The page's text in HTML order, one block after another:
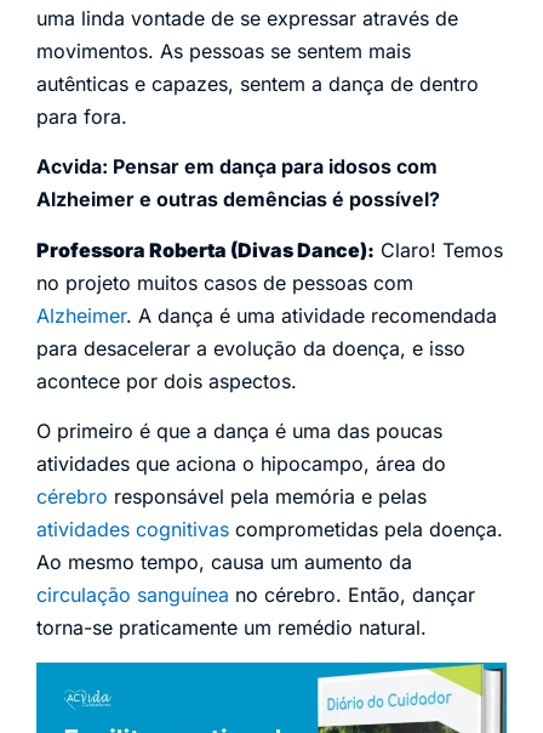
uma linda vontade de se expressar através de
movimentos. As pessoas se sentem mais
autênticas e capazes, sentem a dança de dentro
para fora.
Acvida: Pensar em dança para idosos com
Alzheimer e outras demências é possível?
Professora Roberta (Divas Dance): Claro! Temos
no projeto muitos casos de pessoas com
Alzheimer. A dança é uma atividade recomendada
para desacelerar a evolução da doença, e isso
acontece por dois aspectos.
O primeiro é que a dança é uma das poucas
atividades que aciona o hipocampo, área do
cérebro responsável pela memória e pelas
atividades cognitivas comprometidas pela doença.
Ao mesmo tempo, causa um aumento da
circulação sanguínea no cérebro. Então, dançar
torna-se praticamente um remédio natural.